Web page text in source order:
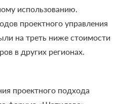
использованию.
проектного управления
на треть ниже стоимости
в других регионах.
проектного подхода